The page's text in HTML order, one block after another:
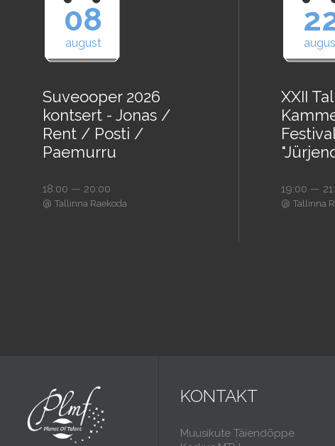
08
august
Suveooper 2026
kontsert - Jonas /
Rent / Posti /
Paemurru
18:00 — 20:00
@ Tallinna Raekoda
XXII
19:00 —
@ Tallinna
KONTAKT
Muusikute Täiendõppe